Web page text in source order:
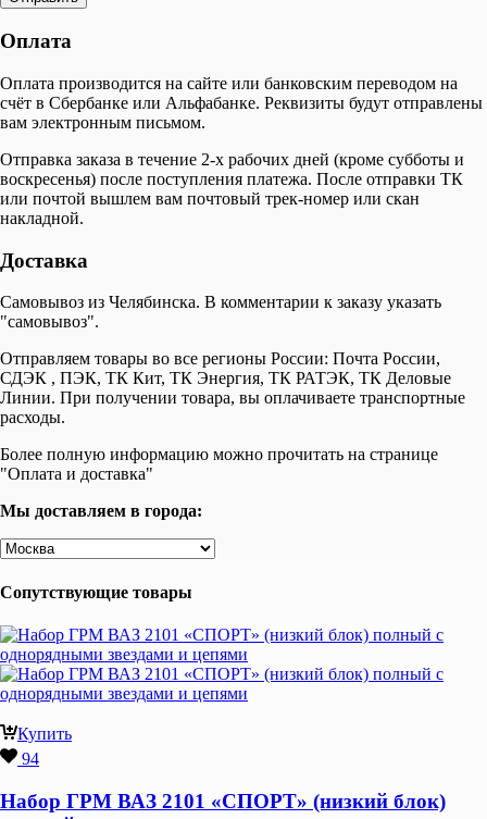
Оплата
Оплата производится на сайте или банковским переводом на
счёт в Сбербанке или Альфабанке. Реквизиты будут отправлены
вам электронным письмом.
Отправка заказа в течение 2-х рабочих дней (кроме субботы и
воскресенья) после поступления платежа. После отправки ТК
или почтой вышлем вам почтовый трек-номер или скан
накладной.
Доставка
Самовывоз из Челябинска. В комментарии к заказу указать
"самовывоз".
Отправляем товары во все регионы России: Почта России,
СДЭК , ПЭК, ТК Кит, ТК Энергия, ТК РАТЭК, ТК Деловые
Линии. При получении товара, вы оплачиваете транспортные
расходы.
Более полную информацию можно прочитать на странице
"Оплата и доставка"
Мы доставляем в города:
Сопутствующие товары
Купить
94
Набор ГРМ ВАЗ 2101 «СПОРТ» (низкий блок)